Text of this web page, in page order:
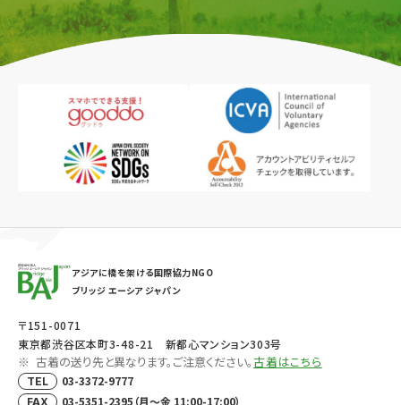
アジアに橋を架ける国際協力NGO
ブリッジ エーシア ジャパン
〒151-0071
東京都渋谷区本町3-48-21 新都心マンション303号
古着の送り先と異なります。ご注意ください。古着はこちら
TEL 03-3372-9777
FAX 03-5351-2395（月～金 11:00-17:00）